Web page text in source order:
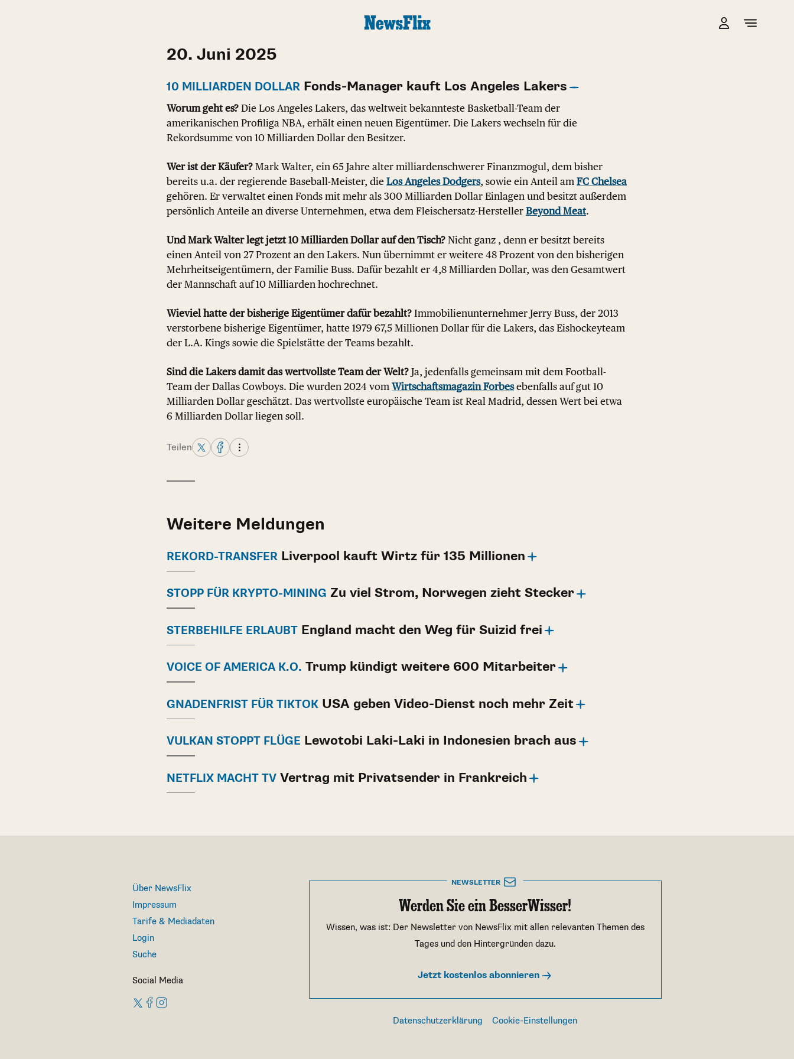
20. Juni 2025
10 MILLIARDEN DOLLAR Fonds-Manager kauft Los Angeles Lakers
Worum geht es? Die Los Angeles Lakers, das weltweit bekannteste Basketball-Team der
amerikanischen Profiliga NBA, erhält einen neuen Eigentümer. Die Lakers wechseln für die
Rekordsumme von 10 Milliarden Dollar den Besitzer.
Wer ist der Käufer? Mark Walter, ein 65 Jahre alter milliardenschwerer Finanzmogul, dem bisher
bereits u.a. der regierende Baseball-Meister, die Los Angeles Dodgers, sowie ein Anteil am FC Chelsea
gehören. Er verwaltet einen Fonds mit mehr als 300 Milliarden Dollar Einlagen und besitzt außerdem
persönlich Anteile an diverse Unternehmen, etwa dem Fleischersatz-Hersteller Beyond Meat.
Und Mark Walter legt jetzt 10 Milliarden Dollar auf den Tisch? Nicht ganz , denn er besitzt bereits
einen Anteil von 27 Prozent an den Lakers. Nun übernimmt er weitere 48 Prozent von den bisherigen
Mehrheitseigentümern, der Familie Buss. Dafür bezahlt er 4,8 Milliarden Dollar, was den Gesamtwert
der Mannschaft auf 10 Milliarden hochrechnet.
Wieviel hatte der bisherige Eigentümer dafür bezahlt? Immobilienunternehmer Jerry Buss, der 2013
verstorbene bisherige Eigentümer, hatte 1979 67,5 Millionen Dollar für die Lakers, das Eishockeyteam
der L.A. Kings sowie die Spielstätte der Teams bezahlt.
Sind die Lakers damit das wertvollste Team der Welt? Ja, jedenfalls gemeinsam mit dem Football-
Team der Dallas Cowboys. Die wurden 2024 vom Wirtschaftsmagazin Forbesebenfalls auf gut 10
Milliarden Dollar geschätzt. Das wertvollste europäische Team ist Real Madrid, dessen Wert bei etwa
6 Milliarden Dollar liegen soll.
Teilen
Weitere Meldungen
REKORD-TRANSFER Liverpool kauft Wirtz für 135 Millionen
STOPP FÜR KRYPTO-MINING Zu viel Strom, Norwegen zieht Stecker
STERBEHILFE ERLAUBT England macht den Weg für Suizid frei
VOICE OF AMERICA K.O. Trump kündigt weitere 600 Mitarbeiter
GNADENFRIST FÜR TIKTOK USA geben Video-Dienst noch mehr Zeit
VULKAN STOPPT FLÜGE Lewotobi Laki-Laki in Indonesien brach aus
NETFLIX MACHT TV Vertrag mit Privatsender in Frankreich
Über NewsFlix
Impressum
Tarife & Mediadaten
Login
Suche
Social Media
NEWSLETTER
Werden Sie ein BesserWisser!
Wissen, was ist: Der Newsletter von NewsFlix mit allen relevanten Themen des
Tages und den Hintergründen dazu.
Jetzt kostenlos abonnieren
Datenschutzerklärung Cookie-Einstellungen